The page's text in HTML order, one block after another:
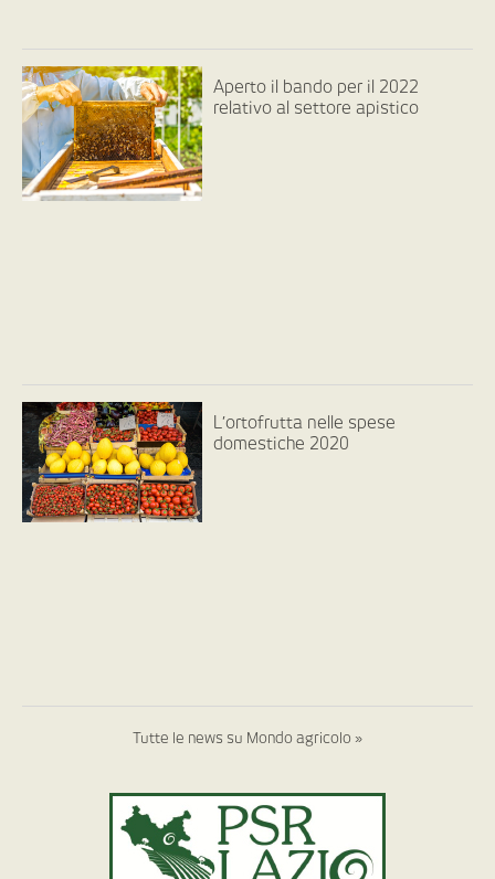
Aperto il bando per il 2022
relativo al settore apistico
L’ortofrutta nelle spese
domestiche 2020
Tutte le news su Mondo agricolo »